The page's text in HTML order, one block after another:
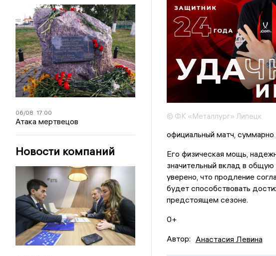
06/08 17:00
Атака мертвецов
Новости компаний
© ФК «Металлург» Липецк
официальный матч, суммарно
Его физическая мощь,
значительный вклад в
уверено, что продление
будет способствовать
предстоящем сезоне.
0+
Автор: Анастасия Левина